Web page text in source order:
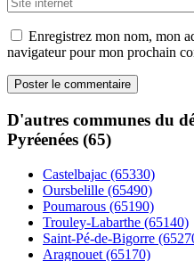
Enregistrez mon nom, mon
navigateur pour mon prochain
D'autres communes du
Pyréenées (65)
Castelbajac (65330)
Oursbelille (65490)
Poumarous (65190)
Trouley-Labarthe (65140)
Saint-Pé-de-Bigorre
Aragnouet (65170)